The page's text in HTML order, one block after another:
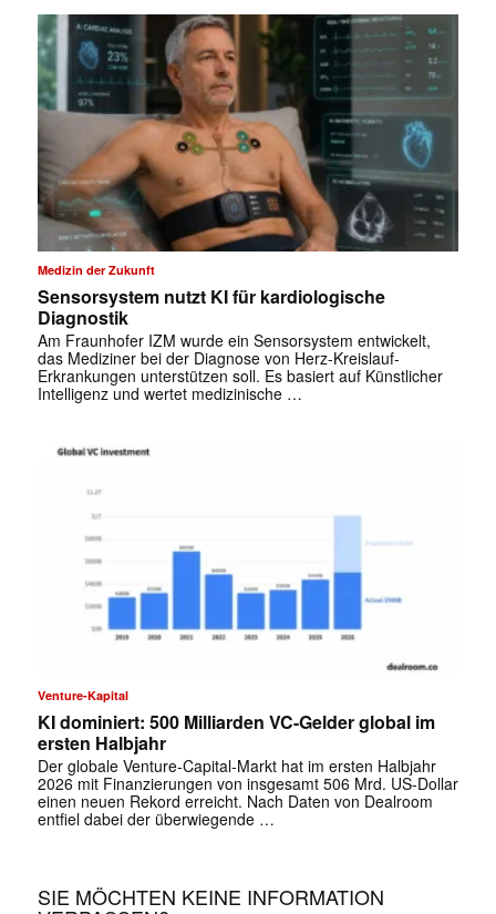
Medizin der Zukunft
Sensorsystem nutzt KI für kardiologische
Diagnostik
Am Fraunhofer IZM wurde ein Sensorsystem entwickelt,
das Mediziner bei der Diagnose von Herz-Kreislauf-
Erkrankungen unterstützen soll. Es basiert auf Künstlicher
Intelligenz und wertet medizinische …
Venture-Kapital
KI dominiert: 500 Milliarden VC-Gelder global im
ersten Halbjahr
Der globale Venture-Capital-Markt hat im ersten Halbjahr
2026 mit Finanzierungen von insgesamt 506 Mrd. US-Dollar
einen neuen Rekord erreicht. Nach Daten von Dealroom
entfiel dabei der überwiegende …
SIE MÖCHTEN KEINE INFORMATION